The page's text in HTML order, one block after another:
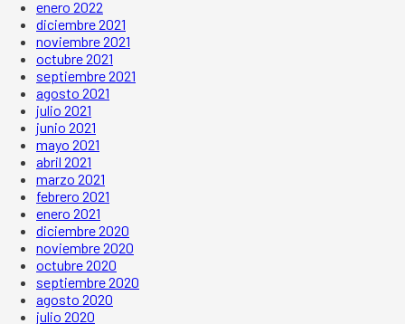
enero 2022
diciembre 2021
noviembre 2021
octubre 2021
septiembre 2021
agosto 2021
julio 2021
junio 2021
mayo 2021
abril 2021
marzo 2021
febrero 2021
enero 2021
diciembre 2020
noviembre 2020
octubre 2020
septiembre 2020
agosto 2020
julio 2020